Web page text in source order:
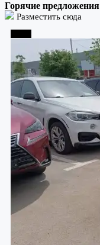
Горячие предложения
Разместить сюда